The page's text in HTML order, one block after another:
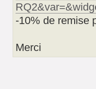
-10% de remise
Merci